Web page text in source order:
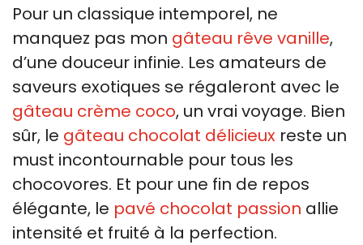
Pour un classique intemporel, ne
manquez pas mon gâteau rêve vanille,
d’une douceur infinie. Les amateurs de
saveurs exotiques se régaleront avec le
gâteau crème coco, un vrai voyage. Bien
sûr, le gâteau chocolat délicieux reste un
must incontournable pour tous les
chocovores. Et pour une fin de repos
élégante, le pavé chocolat passion allie
intensité et fruité à la perfection.